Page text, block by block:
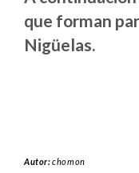
que forman
Nigüelas.
Autor:chomon